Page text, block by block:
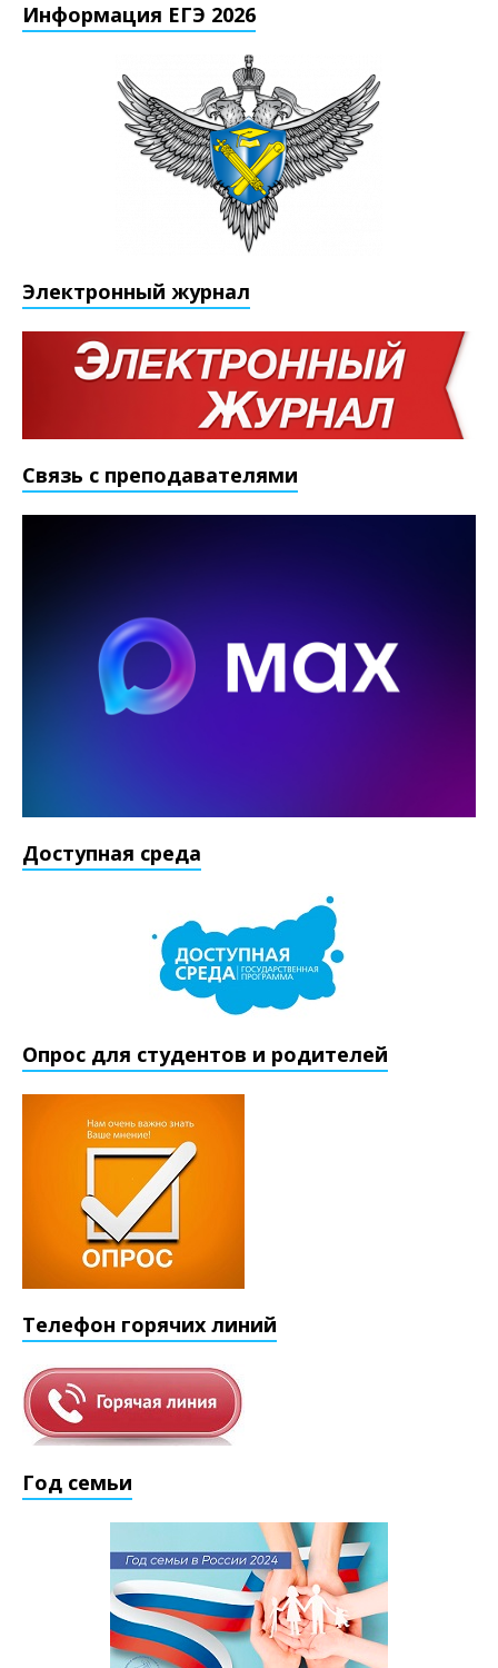
Информация ЕГЭ 2026
Электронный журнал
Связь с преподавателями
Доступная среда
Опрос для студентов и родителей
Телефон горячих линий
Год семьи